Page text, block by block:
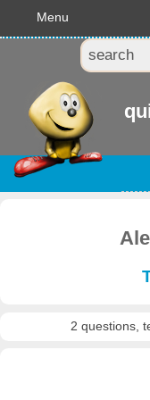
Menu
2 questions,